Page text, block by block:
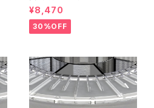
ント『EasyFil ePETG（Bambu
Coil）』
¥8,470
30%OFF